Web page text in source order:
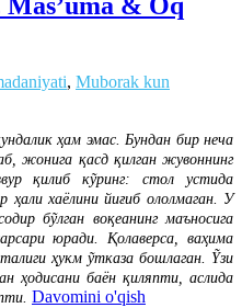
& Oq
, Muborak kun
ҳам эмас. Бундан бир неча
жонига қасд қилган жувоннинг
қилиб кỹринг: стол устида
ҳали хаёлини йиғиб ололмаган. У
бỹлган воқеанинг маъносига
юради. Қолаверса, ваҳима
ҳукм ỹтказа бошлаган. Ỹзи
ҳодисани баён қиляпти, аслида
Davomini o'qish